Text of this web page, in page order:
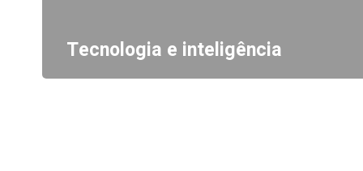
Tecnologia e inteligência